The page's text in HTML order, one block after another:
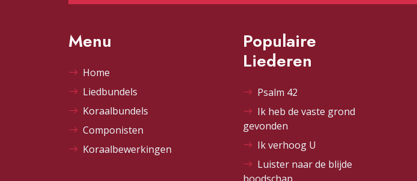
Menu
Home
Liedbundels
Koraalbundels
Componisten
Koraalbewerkingen
Populaire
Liederen
Psalm 42
Ik heb de vaste grond
gevonden
Ik verhoog U
Luister naar de blijde